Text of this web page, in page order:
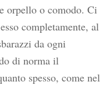
orpello o comodo. Ci
completamente, al
da ogni
di norma il
spesso, come nel